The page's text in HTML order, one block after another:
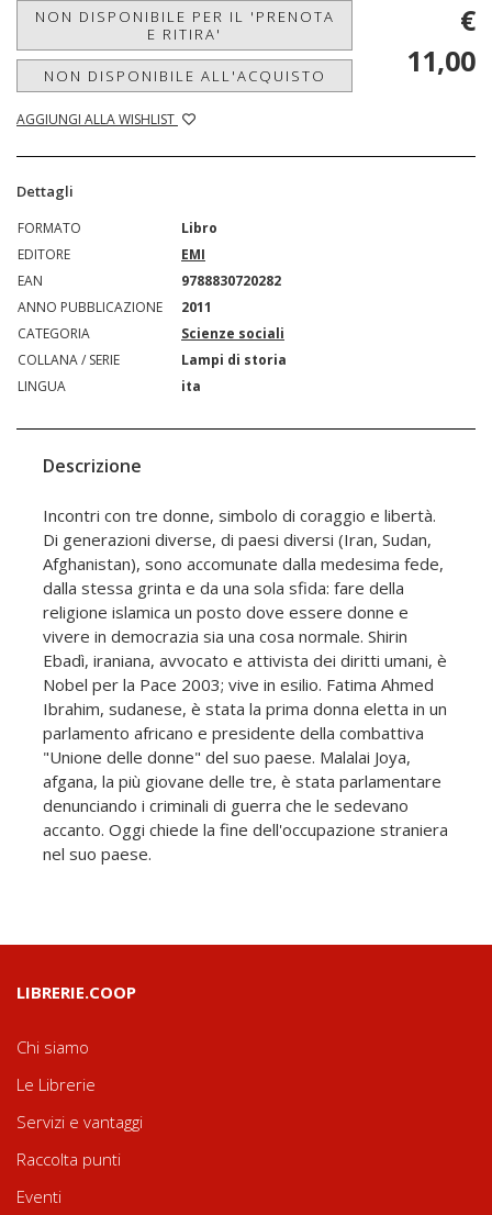
NON DISPONIBILE PER IL 'PRENOTA
E RITIRA'
NON DISPONIBILE ALL'ACQUISTO
AGGIUNGI ALLA WISHLIST
€
11,00
Dettagli
FORMATO
Libro
EDITORE
EMI
EAN
9788830720282
ANNO PUBBLICAZIONE
2011
CATEGORIA
Scienze sociali
COLLANA / SERIE
Lampi di storia
LINGUA
ita
Descrizione
Incontri con tre donne, simbolo di coraggio e libertà.
Di generazioni diverse, di paesi diversi (Iran, Sudan,
Afghanistan), sono accomunate dalla medesima fede,
dalla stessa grinta e da una sola sfida: fare della
religione islamica un posto dove essere donne e
vivere in democrazia sia una cosa normale. Shirin
Ebadì, iraniana, avvocato e attivista dei diritti umani, è
Nobel per la Pace 2003; vive in esilio. Fatima Ahmed
Ibrahim, sudanese, è stata la prima donna eletta in un
parlamento africano e presidente della combattiva
"Unione delle donne" del suo paese. Malalai Joya,
afgana, la più giovane delle tre, è stata parlamentare
denunciando i criminali di guerra che le sedevano
accanto. Oggi chiede la fine dell'occupazione straniera
nel suo paese.
LIBRERIE.COOP
Chi siamo
Le Librerie
Servizi e vantaggi
Raccolta punti
Eventi